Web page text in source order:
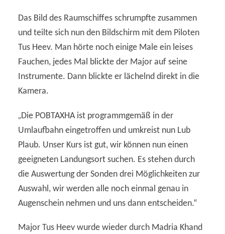
Das Bild des Raumschiffes schrumpfte zusammen
und teilte sich nun den Bildschirm mit dem Piloten
Tus Heev. Man hörte noch einige Male ein leises
Fauchen, jedes Mal blickte der Major auf seine
Instrumente. Dann blickte er lächelnd direkt in die
Kamera.
„Die POBTAXHA ist programmgemäß in der
Umlaufbahn eingetroffen und umkreist nun Lub
Plaub. Unser Kurs ist gut, wir können nun einen
geeigneten Landungsort suchen. Es stehen durch
die Auswertung der Sonden drei Möglichkeiten zur
Auswahl, wir werden alle noch einmal genau in
Augenschein nehmen und uns dann entscheiden.“
Major Tus Heev wurde wieder durch Madria Khand